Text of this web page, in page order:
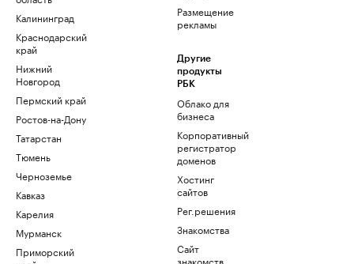
Калининград
Краснодарский
край
Нижний
Новгород
Пермский край
Ростов-на-Дону
Татарстан
Тюмень
Черноземье
Кавказ
Карелия
Мурманск
Приморский
Размещение
рекламы
Другие
продукты
РБК
Облако для
бизнеса
Корпоративный
регистратор
доменов
Хостинг
сайтов
Рег.решения
Знакомства
Сайт
знакомств